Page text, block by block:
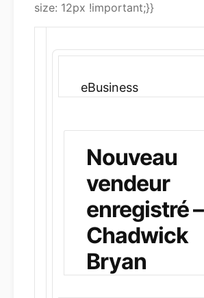
size: 12px !important;}}
eBusiness
Nouveau
vendeur
enregistré –
Chadwick
Bryan